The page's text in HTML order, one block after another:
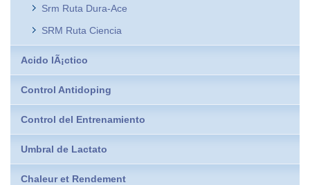
Srm Ruta Dura-Ace
SRM Ruta Ciencia
Acido lÃ¡ctico
Control Antidoping
Control del Entrenamiento
Umbral de Lactato
Chaleur et Rendement